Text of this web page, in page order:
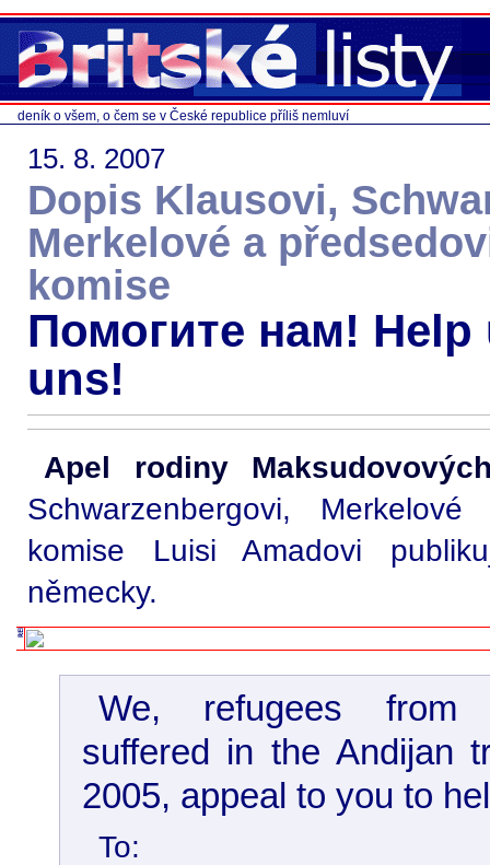
deník o všem, o čem se v České republice příliš nemluví
15. 8. 2007
Dopis Klausovi,
Merkelové a
komise
Помогите нам! Help
uns!
Apel rodiny
Schwarzenbergovi,
komise Luisi Amadovi
německy.
We, refugees from
suffered in the Andijan
2005, appeal to you to
To: